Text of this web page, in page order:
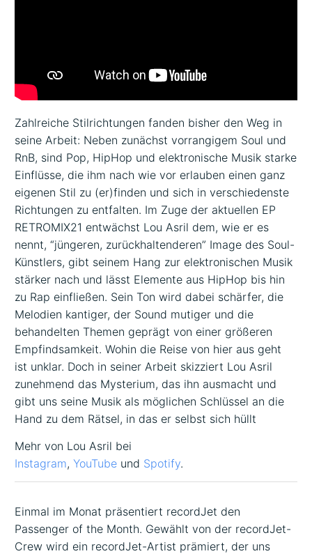
Zahlreiche Stilrichtungen fanden bisher den Weg in
seine Arbeit: Neben zunächst vorrangigem Soul und
RnB, sind Pop, HipHop und elektronische Musik starke
Einflüsse, die ihm nach wie vor erlauben einen ganz
eigenen Stil zu (er)finden und sich in verschiedenste
Richtungen zu entfalten. Im Zuge der aktuellen EP
RETROMIX21 entwächst Lou Asril dem, wie er es
nennt, “jüngeren, zurückhaltenderen” Image des Soul-
Künstlers, gibt seinem Hang zur elektronischen Musik
stärker nach und lässt Elemente aus HipHop bis hin
zu Rap einfließen. Sein Ton wird dabei schärfer, die
Melodien kantiger, der Sound mutiger und die
behandelten Themen geprägt von einer größeren
Empfindsamkeit. Wohin die Reise von hier aus geht
ist unklar. Doch in seiner Arbeit skizziert Lou Asril
zunehmend das Mysterium, das ihn ausmacht und
gibt uns seine Musik als möglichen Schlüssel an die
Hand zu dem Rätsel, in das er selbst sich hüllt
Mehr von Lou Asril bei
Instagram,YouTube und Spotify.
Einmal im Monat präsentiert recordJet den
Passenger of the Month. Gewählt von der recordJet-
Crew wird ein recordJet-Artist prämiert, der uns